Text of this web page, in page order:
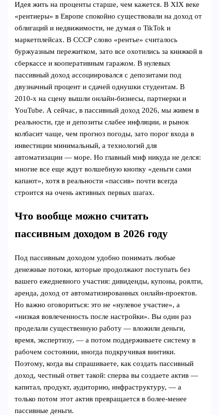
Идея жить на проценты старше, чем кажется. В XIX веке
«рентиеры» в Европе спокойно существовали на доход от
облигаций и недвижимости, не думая о TikTok и
маркетплейсах. В СССР слово «рентье» считалось
буржуазным пережитком, зато все охотились за книжкой в
сберкассе и кооперативным гаражом. В нулевых
пассивный доход ассоциировался с депозитами под
двузначный процент и сдачей однушки студентам. В
2010‑х на сцену вышли онлайн-бизнесы, партнерки и
YouTube. А сейчас, в пассивный доход 2026, мы живем в
реальности, где и депозиты слабее инфляции, и рынок
колбасит чаще, чем прогноз погоды, зато порог входа в
инвестиции минимальный, а технологий для
автоматизации — море. Но главный миф никуда не делся:
многие все еще ждут волшебную кнопку «деньги сами
капают», хотя в реальности «пассив» почти всегда
строится на очень активных первых шагах.
Что вообще можно считать
пассивным доходом в 2026 году
Под пассивным доходом удобно понимать любые
денежные потоки, которые продолжают поступать без
вашего ежедневного участия: дивиденды, купоны, роялти,
аренда, доход от автоматизированных онлайн-проектов.
Но важно оговориться: это не «нулевое участие», а
«низкая вовлеченность после настройки». Вы один раз
проделали существенную работу — вложили деньги,
время, экспертизу, — а потом поддерживаете систему в
рабочем состоянии, иногда подкручивая винтики.
Поэтому, когда вы спрашиваете, как создать пассивный
доход, честный ответ такой: сперва вы создаете актив —
капитал, продукт, аудиторию, инфраструктуру, — а
только потом этот актив превращается в более-менее
пассивные деньги.